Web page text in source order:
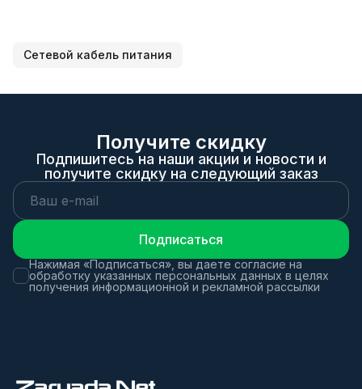
Сетевой кабель питания
Получите скидку
Подпишитесь на наши акции и новости и
получите скидку на следующий заказ
Подписаться
Нажимая «Подписаться», вы даете согласие на
обработку указанных персональных данных в целях
получения информационной и рекламной рассылки